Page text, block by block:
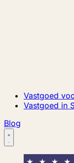
Vastgoed
Vastgoed in
Blog